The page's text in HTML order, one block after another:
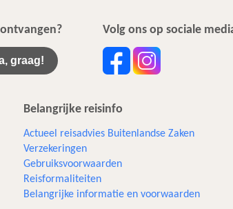
graag!
Volg ons op sociale
Belangrijke reisinfo
Actueel reisadvies Buitenlandse Zaken
Verzekeringen
Gebruiksvoorwaarden
Reisformaliteiten
Belangrijke informatie en voorwaarden